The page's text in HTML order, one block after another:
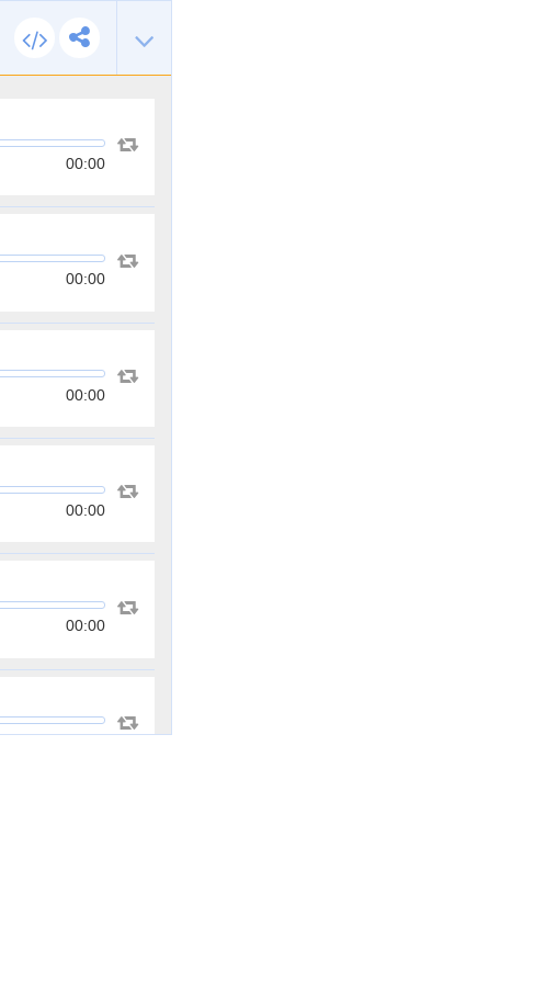
00:00
00:00
00:00
00:00
00:00
00:00